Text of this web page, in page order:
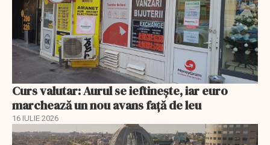
Curs valutar: Aurul se ieftinește, iar euro
marchează un nou avans faţă de leu
16 IULIE 2026